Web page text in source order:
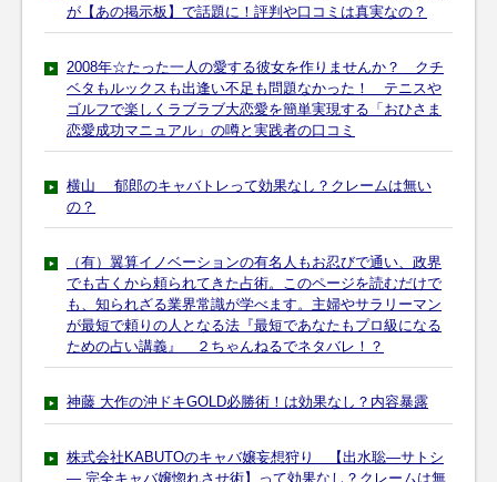
が【あの掲示板】で話題に！評判や口コミは真実なの？
2008年☆たった一人の愛する彼女を作りませんか？ クチ
ベタもルックスも出逢い不足も問題なかった！ テニスや
ゴルフで楽しくラブラブ大恋愛を簡単実現する「おひさま
恋愛成功マニュアル」の噂と実践者の口コミ
横山 郁郎のキャバトレって効果なし？クレームは無い
の？
（有）翼算イノベーションの有名人もお忍びで通い、政界
でも古くから頼られてきた占術。このページを読むだけで
も、知られざる業界常識が学べます。主婦やサラリーマン
が最短で頼りの人となる法『最短であなたもプロ級になる
ための占い講義』 ２ちゃんねるでネタバレ！？
神藤 大作の沖ドキGOLD必勝術！は効果なし？内容暴露
株式会社KABUTOのキャバ嬢妄想狩り 【出水聡―サトシ
― 完全キャバ嬢惚れさせ術】って効果なし？クレームは無